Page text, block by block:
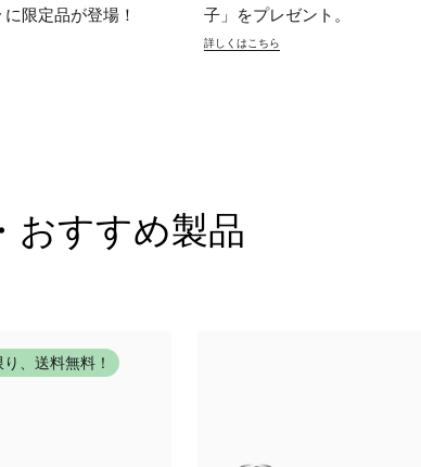
に限定品が登場！
子」をプレゼント。
詳しくはこちら
おすすめ製品
、送料無料！